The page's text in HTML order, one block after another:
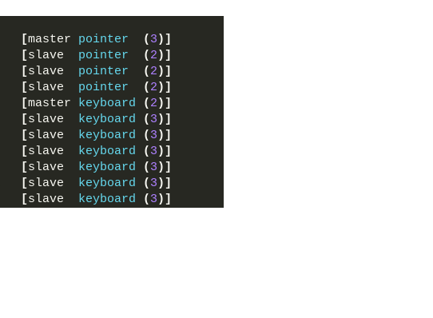
[master pointer ( 3 )]
[slave pointer ( 2 )]
[slave pointer ( 2 )]
[slave pointer ( 2 )]
[master keyboard ( 2 )]
[slave keyboard ( 3 )]
[slave keyboard ( 3 )]
[slave keyboard ( 3 )]
[slave keyboard ( 3 )]
[slave keyboard ( 3 )]
[slave keyboard ( 3 )]